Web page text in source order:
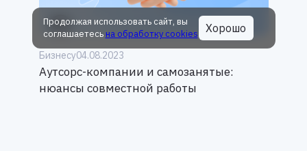
Бизнесу04.08.2023
Аутсорс-компании и самозанятые:
нюансы совместной работы
Продолжая использовать сайт, вы
соглашаетесь на обработку cookies Хорошо